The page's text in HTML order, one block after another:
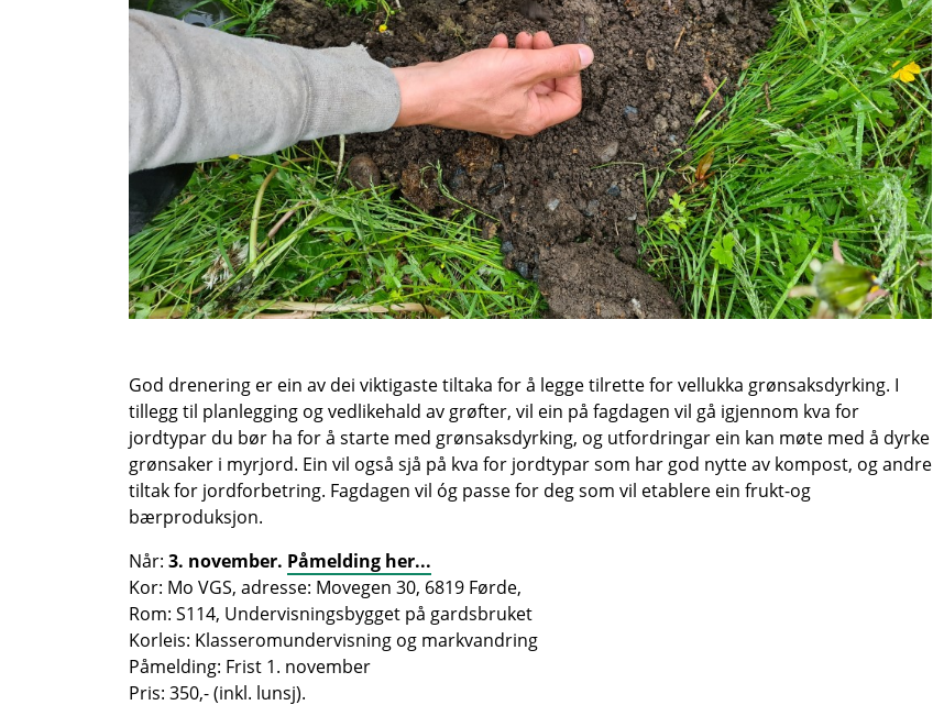
God drenering er ein av dei viktigaste tiltaka for å legge tilrette for vellukka grønsaksdyrking. I
tillegg til planlegging og vedlikehald av grøfter, vil ein på fagdagen vil gå igjennom kva for
jordtypar du bør ha for å starte med grønsaksdyrking, og utfordringar ein kan møte med å dyrke
grønsaker i myrjord. Ein vil også sjå på kva for jordtypar som har god nytte av kompost, og andre
tiltak for jordforbetring. Fagdagen vil óg passe for deg som vil etablere ein frukt-og
bærproduksjon.
Når: 3. november. Påmelding her...
Kor: Mo VGS, adresse: Movegen 30, 6819 Førde,
Rom: S114, Undervisningsbygget på gardsbruket
Korleis: Klasseromundervisning og markvandring
Påmelding: Frist 1. november
Pris: 350,- (inkl. lunsj).